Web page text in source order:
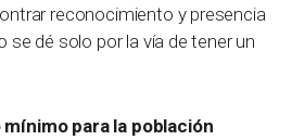
reconocimiento y presencia
se dé solo por la vía de tener un
para la población